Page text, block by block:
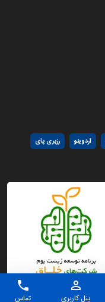
آردوینو
رزبری پای
پنل کاربری تماس